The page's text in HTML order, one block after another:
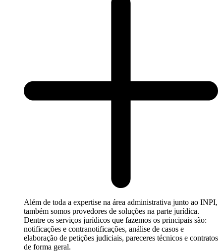
Além de toda a expertise na área administrativa junto ao INPI,
também somos provedores de soluções na parte jurídica.
Dentre os serviços jurídicos que fazemos os principais são:
notificações e contranotificações, análise de casos e
elaboração de petições judiciais, pareceres técnicos e contratos
de forma geral.